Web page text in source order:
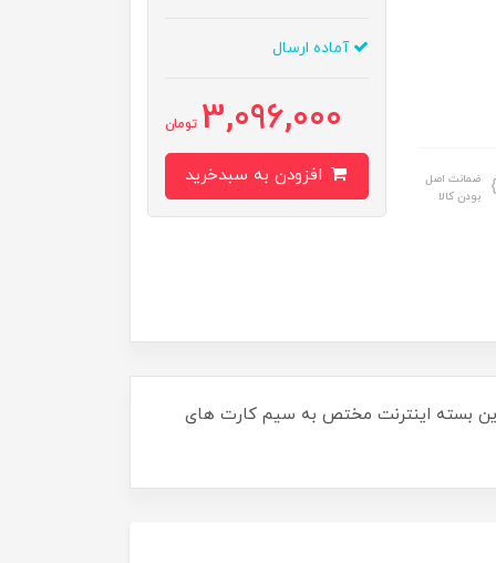
ضمانت اصل
بودن کالا
آماده ارسال
3,096,000 تومان
بسته اینترنت مختص به سیم کارت های